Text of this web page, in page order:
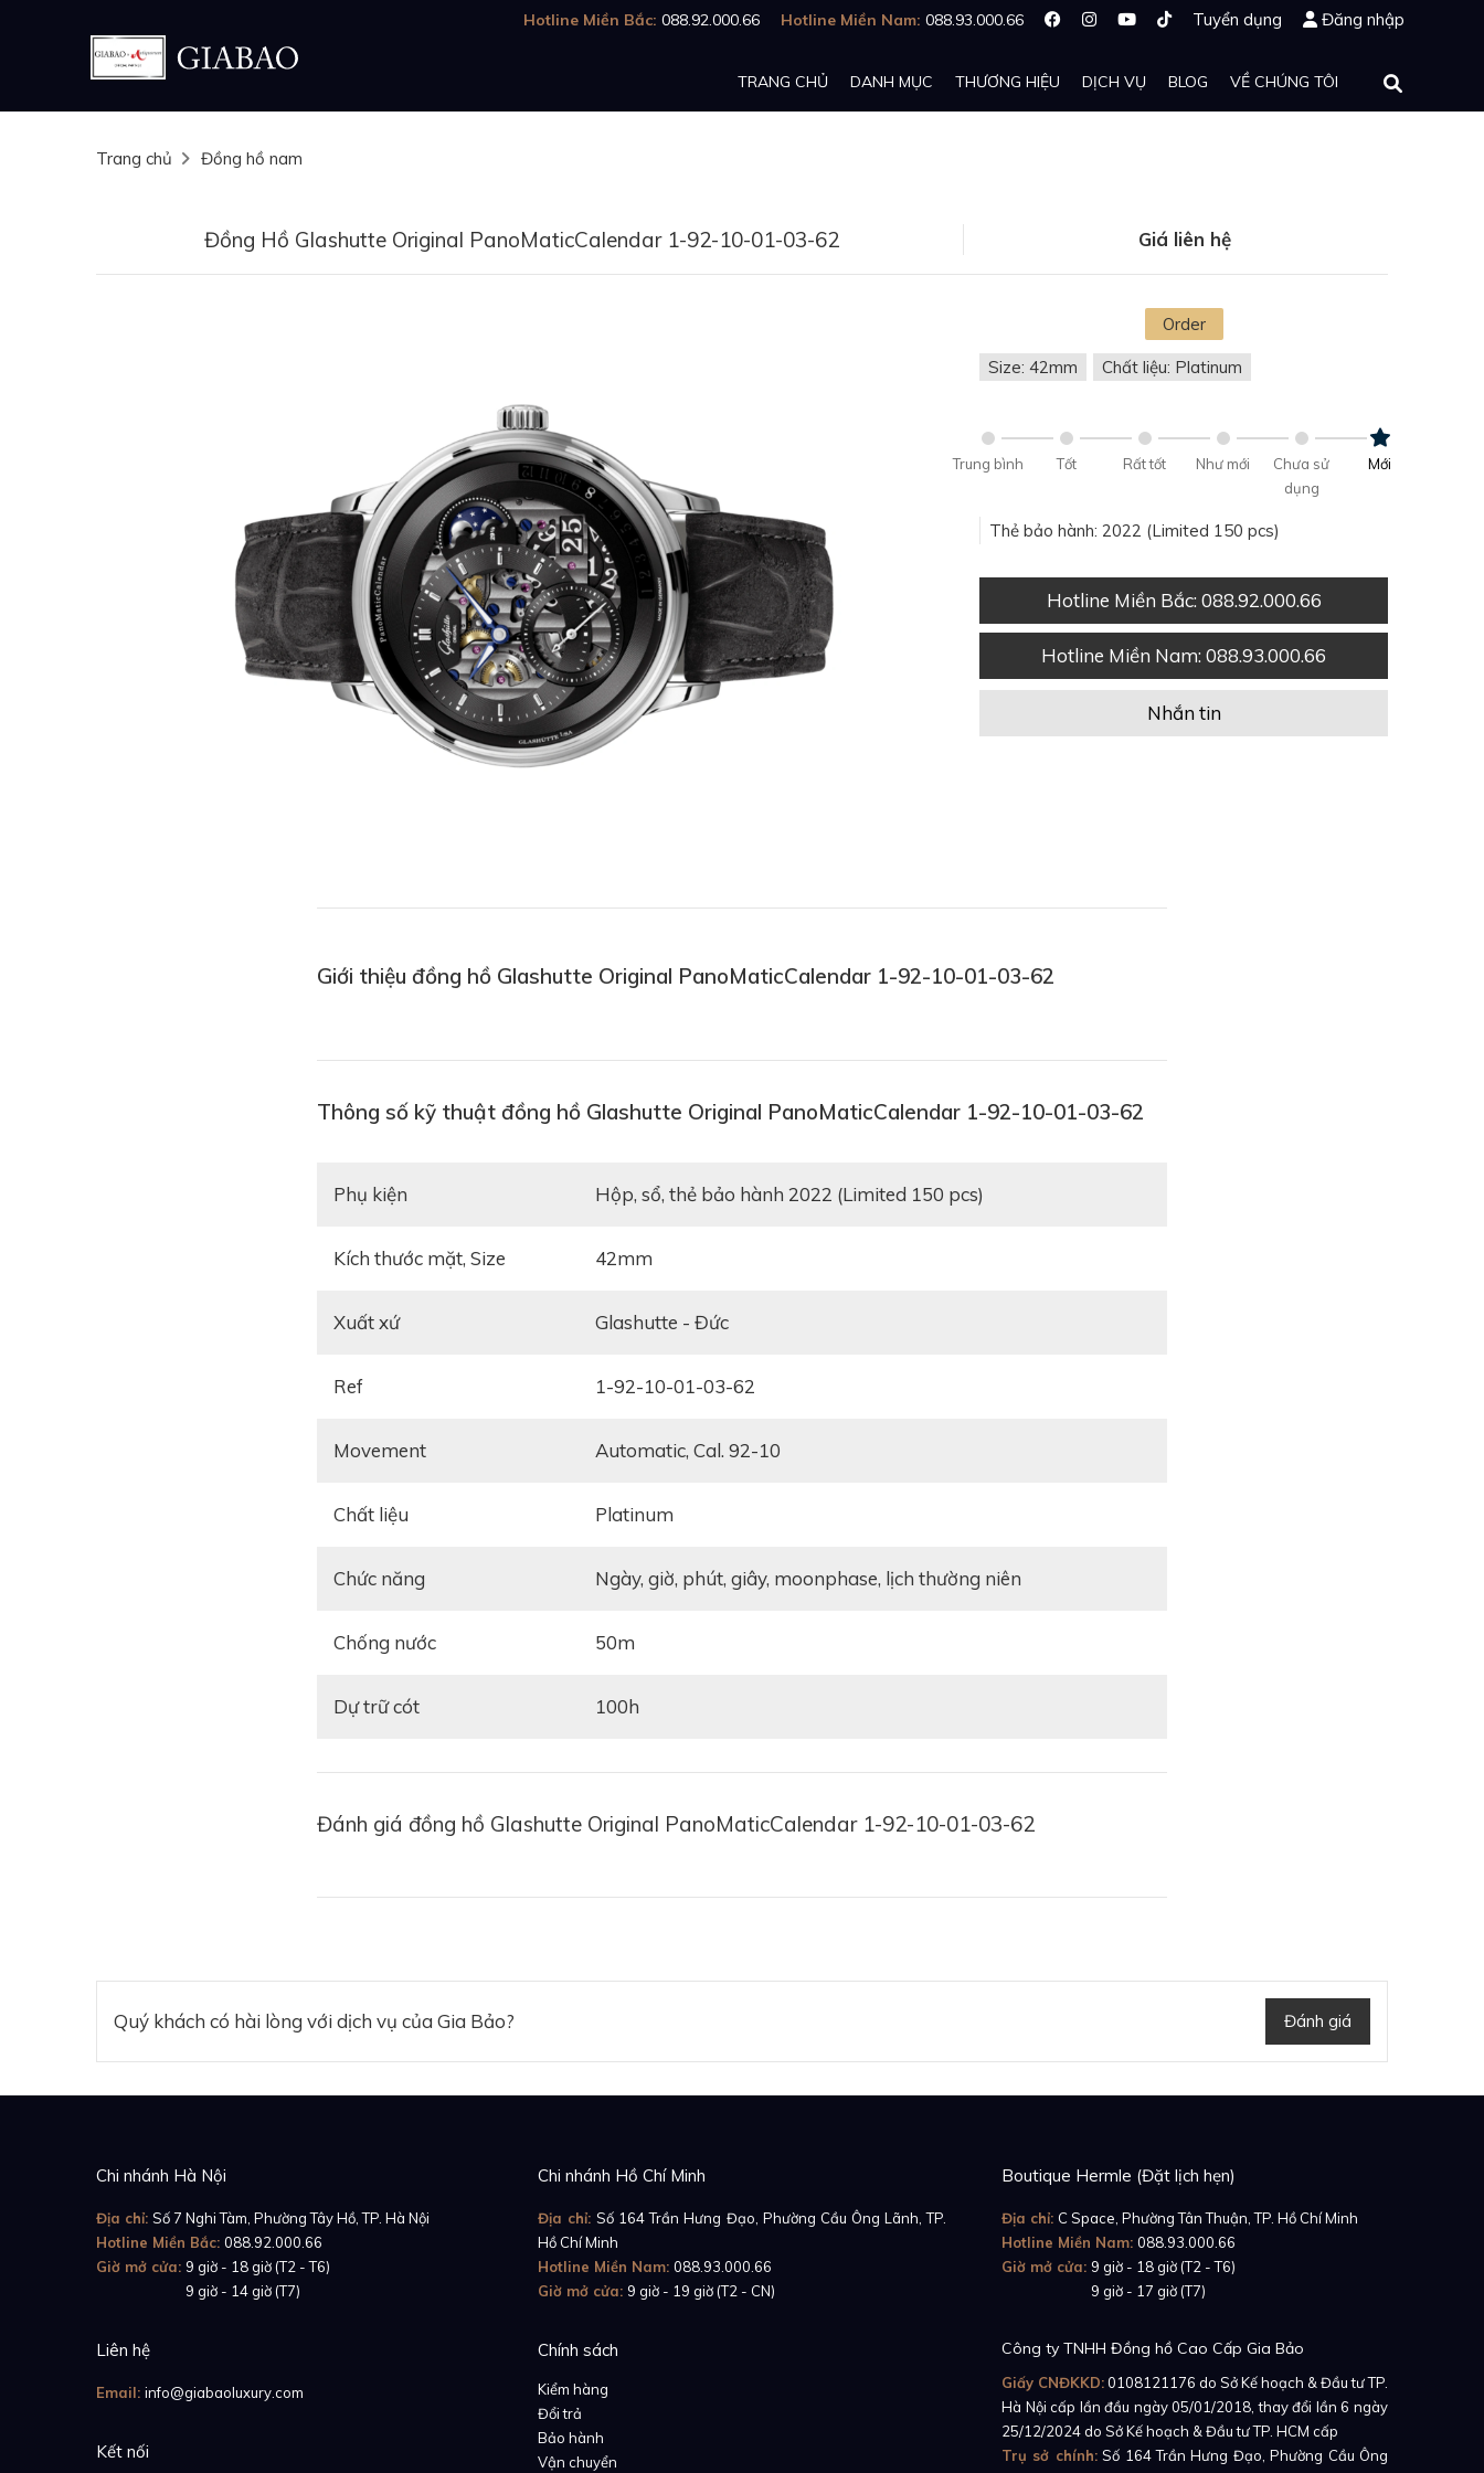
Hotline Miền Bắc: 088.92.000.66 Hotline Miền Nam: 088.93.000.66 Tuyển dụng Đăng nhập
TRANG CHỦ DANH MỤC THƯƠNG HIỆU DỊCH VỤ BLOG VỀ CHÚNG TÔI
Trang chủ Đồng hồ nam
Đồng Hồ Glashutte Original PanoMaticCalendar 1-92-10-01-03-62 Giá liên hệ
Order
Size: 42mm Chất liệu: Platinum
Trung bình Tốt Rất tốt Như mới
Chưa sử
dụng
Mới
Thẻ bảo hành: 2022 (Limited 150 pcs)
Hotline Miền Bắc: 088.92.000.66
Hotline Miền Nam: 088.93.000.66
Nhắn tin
Giới thiệu đồng hồ Glashutte Original PanoMaticCalendar 1-92-10-01-03-62
Thông số kỹ thuật đồng hồ Glashutte Original PanoMaticCalendar 1-92-10-01-03-62
Phụ kiện Hộp, sổ, thẻ bảo hành 2022 (Limited 150 pcs)
Kích thước mặt, Size 42mm
Xuất xứ Glashutte - Đức
Ref 1-92-10-01-03-62
Movement Automatic, Cal. 92-10
Chất liệu Platinum
Chức năng ngày, giờ, phút, giây, moonphase, lịch thường niên
Chống nước 50m
Dự trữ cót 100h
Đánh giá đồng hồ Glashutte Original PanoMaticCalendar 1-92-10-01-03-62
Quý khách có hài lòng với dịch vụ của Gia Bảo? Đánh giá
Chi nhánh Hà Nội
Địa chỉ: Số 7 Nghi Tàm, Phường Tây Hồ, TP. Hà Nội
Hotline Miền Bắc: 088.92.000.66
Giờ mở cửa: 9 giờ - 18 giờ (T2 - T6)
9 giờ - 14 giờ (T7)
Chi nhánh Hồ Chí Minh
Địa chỉ:Số 164 Trần Hưng Đạo, Phường Cầu Ông Lãnh, TP.
Hồ Chí Minh
Hotline Miền Nam: 088.93.000.66
Giờ mở cửa: 9 giờ - 19 giờ (T2 - CN)
Boutique Hermle (Đặt lịch hẹn)
Địa chỉ: C Space, Phường Tân Thuận, TP. Hồ Chí Minh
Hotline Miền Nam: 088.93.000.66
Giờ mở cửa: 9 giờ - 18 giờ (T2 - T6)
9 giờ - 17 giờ (T7)
Liên hệ
Email: info@giabaoluxury.com
Kết nối
Chính sách
Kiểm hàng
Đổi trả
Bảo hành
Vận chuyển
Công ty TNHH Đồng hồ Cao Cấp Gia Bảo
Giấy CNĐKKD:0108121176 do Sở Kế hoạch & Đầu tư TP.
Hà Nội cấp lần đầu ngày 05/01/2018, thay đổi lần 6 ngày
25/12/2024 do Sở Kế hoạch & Đầu tư TP. HCM cấp
Trụ sở chính:Số 164 Trần Hưng Đạo, Phường Cầu Ông